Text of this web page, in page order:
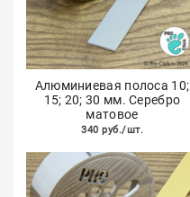
Алюминиевая полоса 10;
15; 20; 30 мм. Серебро
матовое
340 руб./шт.